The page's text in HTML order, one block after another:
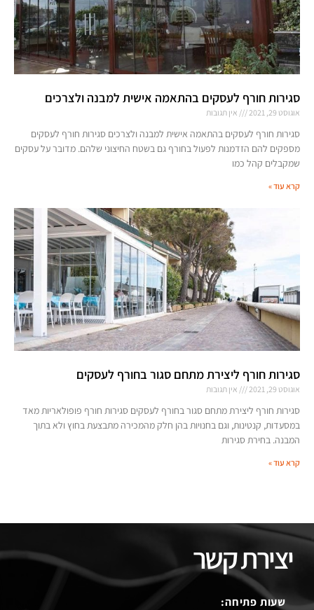
סגירות חורף לעסקים בהתאמה אישית למבנה ולצרכים
אוגוסט 29, 2021 אין תגובות
סגירות חורף לעסקים בהתאמה אישית למבנה ולצרכים סגירות חורף לעסקים
מספקים להם הזדמנות לפעול בחורף גם בשטח החיצוני שלהם. מדובר על עסקים
שמקבלים קהל כמו
קרא עוד »
סגירות חורף ליצירת מתחם סגור בחורף לעסקים
אוגוסט 29, 2021 אין תגובות
סגירות חורף ליצירת מתחם סגור בחורף לעסקים סגירות חורף פופולאריות מאד
במסעדות, קנטינות, וגם בחנויות בהן חלק מהמכירה מתבצעת בחוץ ולא בתוך
המבנה. בחירת סגירות
קרא עוד »
יצירת קשר
שעות פתיחה: